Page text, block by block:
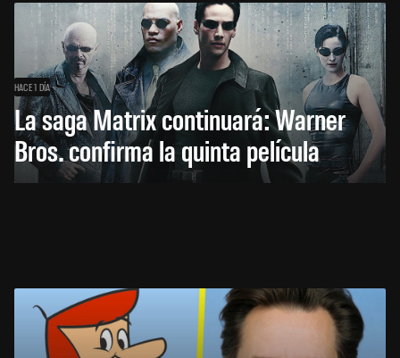
HACE 1 DÍA
La saga Matrix continuará: Warner
Bros. confirma la quinta película